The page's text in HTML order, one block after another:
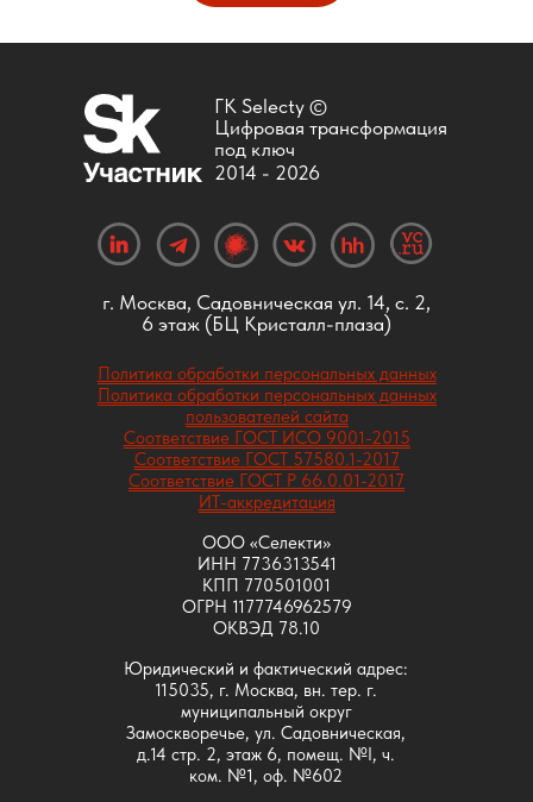
Политика обработки персональных данных
Политика обработки персональных данных
пользователей сайта
Соответствие ГОСТ ИСО 9001-2015
Соответствие ГОСТ 57580.1-2017
Соответствие ГОСТ Р 66.0.01-2017
ИТ-аккредитация
ООО «Селекти»
ИНН 7736313541
КПП 770501001
ОГРН 1177746962579
ОКВЭД 78.10
Юридический и фактический адрес:
115035, г. Москва, вн. тер. г.
муниципальный округ
Замоскворечье, ул. Садовническая,
д.14 стр. 2, этаж 6, помещ. №I, ч.
ком. №1, оф. №602
ГК Selecty ©
Цифровая трансформация
под ключ
г. Москва, Садовническая ул. 14, с. 2,
6 этаж (БЦ Кристалл-плаза)
2014 - 2026